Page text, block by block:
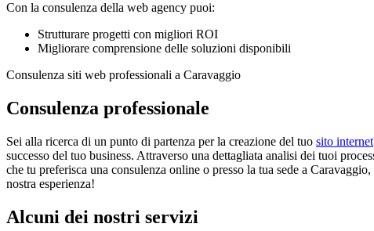
Con la consulenza della web agency puoi:
Strutturare progetti con migliori ROI
Migliorare comprensione delle soluzioni disponibili
Consulenza siti web professionali a Caravaggio
Consulenza professionale
Sei alla ricerca di un punto di partenza per la creazione del tuo sito internet
successo del tuo business. Attraverso una dettagliata analisi dei tuoi
che tu preferisca una consulenza online o presso la tua sede a
nostra esperienza!
Alcuni dei nostri servizi